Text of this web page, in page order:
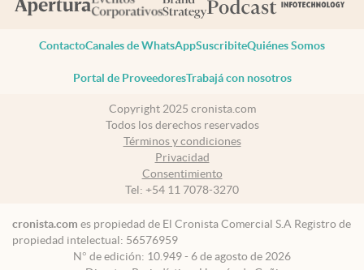
ContactoCanales de WhatsAppSuscribiteQuiénes Somos
Portal de ProveedoresTrabajá con nosotros
Copyright 2025 cronista.com
Todos los derechos reservados
Términos y condiciones
Privacidad
Consentimiento
Tel: +54 11 7078-3270
cronista.com es propiedad de El Cronista Comercial S.A Registro de
propiedad intelectual: 56576959
N° de edición: 10.949 - 6 de agosto de 2026